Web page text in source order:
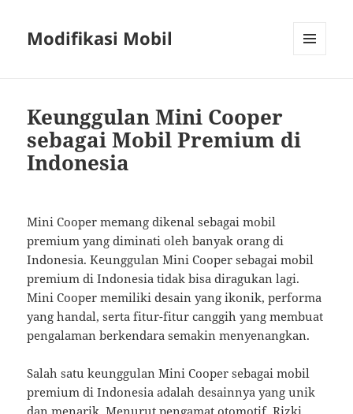
Modifikasi Mobil
Keunggulan Mini Cooper
sebagai Mobil Premium di
Indonesia
Mini Cooper memang dikenal sebagai mobil
premium yang diminati oleh banyak orang di
Indonesia. Keunggulan Mini Cooper sebagai mobil
premium di Indonesia tidak bisa diragukan lagi.
Mini Cooper memiliki desain yang ikonik, performa
yang handal, serta fitur-fitur canggih yang membuat
pengalaman berkendara semakin menyenangkan.
Salah satu keunggulan Mini Cooper sebagai mobil
premium di Indonesia adalah desainnya yang unik